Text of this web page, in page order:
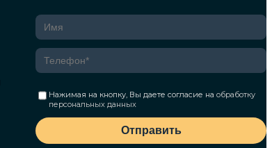
Нажимая на кнопку, Вы даете согласие на обработку
персональных данных
Отправить